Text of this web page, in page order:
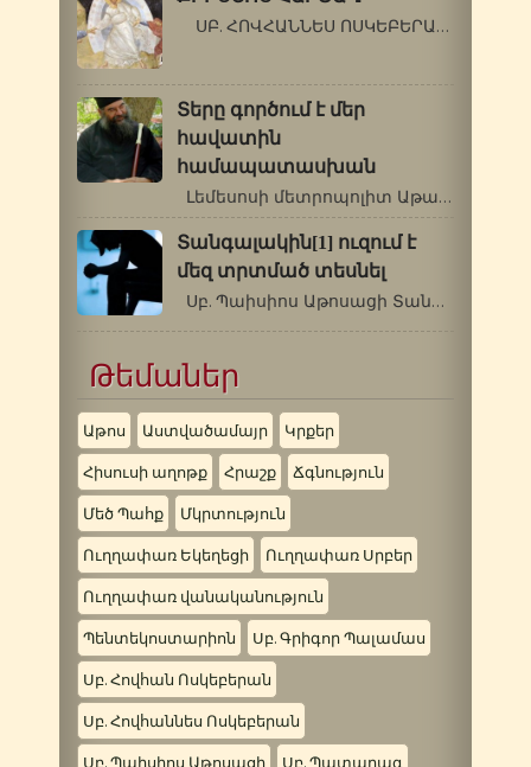
ՍԲ. ՀՈՎՀԱՆՆԵՍ ՈՍԿԵԲԵՐԱՆ Եթե մեկը…
Տերը գործում է մեր
հավատին
համապատասխան
Լեմեսոսի մետրոպոլիտ Աթանաս …
Տանգալակին[1] ուզում է
մեզ տրտմած տեսնել
Սբ. Պաիսիոս Աթոսացի Տանգալակին[1]…
Թեմաներ
Աթոս Աստվածամայր Կրքեր
Հիսուսի աղոթք Հրաշք Ճգնություն
Մեծ Պահք Մկրտություն
Ուղղափառ Եկեղեցի Ուղղափառ Սրբեր
Ուղղափառ վանականություն
Պենտեկոստարիոն Սբ. Գրիգոր Պալամաս
Սբ. Հովհան Ոսկեբերան
Սբ. Հովհաննես Ոսկեբերան
Սբ. Պաիսիոս Աթոսացի Սբ. Պատարագ